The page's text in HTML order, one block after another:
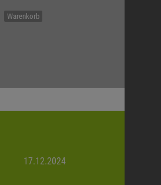
Warenkorb
17.12.2024